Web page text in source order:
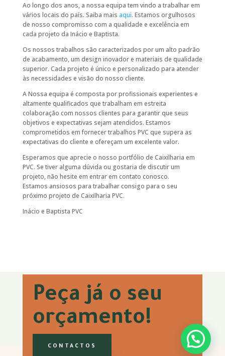
Ao longo dos anos, a nossa equipa tem vindo a trabalhar em
vários locais do país. Saiba mais aqui. Estamos orgulhosos
de nosso compromisso com a qualidade e excelência em
cada projeto da Inácio e Baptista.
Os nossos trabalhos são caracterizados por um alto padrão
de acabamento, um design inovador e materiais de qualidade
superior. Cada projeto é único e personalizado para atender
às necessidades e visão do nosso cliente.
A Nossa equipa é composta por profissionais experientes e
altamente qualificados que trabalham em estreita
colaboração com nossos clientes para garantir que seus
objetivos e expectativas sejam atendidos. Estamos
comprometidos em fornecer trabalhos PVC que supera as
expectativas do cliente e ofereçam um excelente valor.
Esperamos que aprecie o nosso portfólio de Caixilharia em
PVC. Se tiver alguma dúvida ou gostaria de discutir um
projeto, não hesite em entrar em contato conosco.
Estamos ansiosos para trabalhar consigo para o seu
próximo projeto de Caixilharia PVC.
Inácio e Baptista PVC
Peça já o seu
orçamento!
CONTACTOS